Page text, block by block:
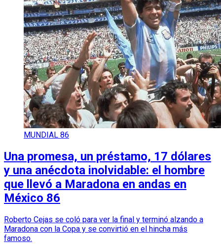
MUNDIAL 86
Una promesa, un préstamo, 17 dólares
y una anécdota inolvidable: el hombre
que llevó a Maradona en andas en
México 86
Roberto Cejas se coló para ver la final y terminó alzando a
Maradona con la Copa y se convirtió en el hincha más
famoso.